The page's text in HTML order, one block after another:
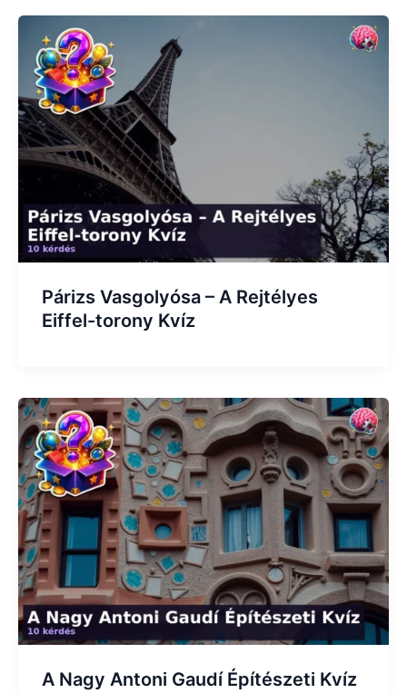
Párizs Vasgolyósa – A Rejtélyes
Eiffel-torony Kvíz
A Nagy Antoni Gaudí Építészeti Kvíz